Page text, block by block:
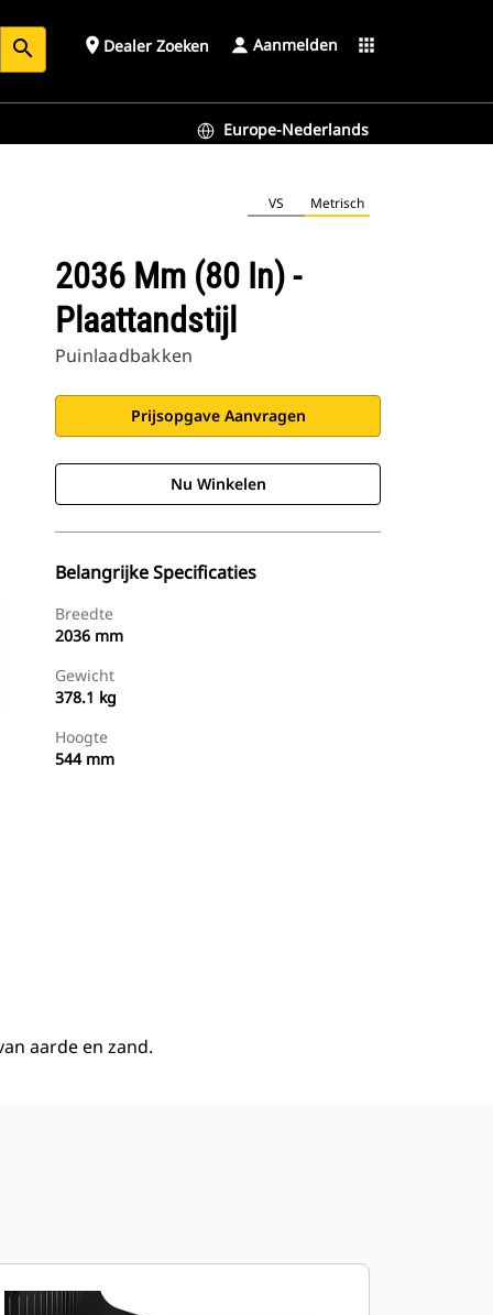
search place Dealer Zoeken Aanmelden apps
Europe-Nederlands
VS Metrisch
2036 Mm (80 In) -
Plaattandstijl
Puinlaadbakken
Prijsopgave Aanvragen
Nu Winkelen
Belangrijke Specificaties
Breedte
2036 mm
Gewicht
378.1 kg
Hoogte
544 mm
aarde en zand.